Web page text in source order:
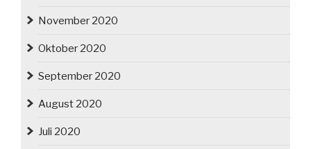
November 2020
Oktober 2020
September 2020
August 2020
Juli 2020